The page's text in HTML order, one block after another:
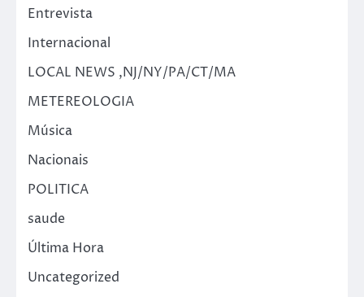
Entrevista
Internacional
LOCAL NEWS ,NJ/NY/PA/CT/MA
METEREOLOGIA
Música
Nacionais
POLITICA
saude
Última Hora
Uncategorized